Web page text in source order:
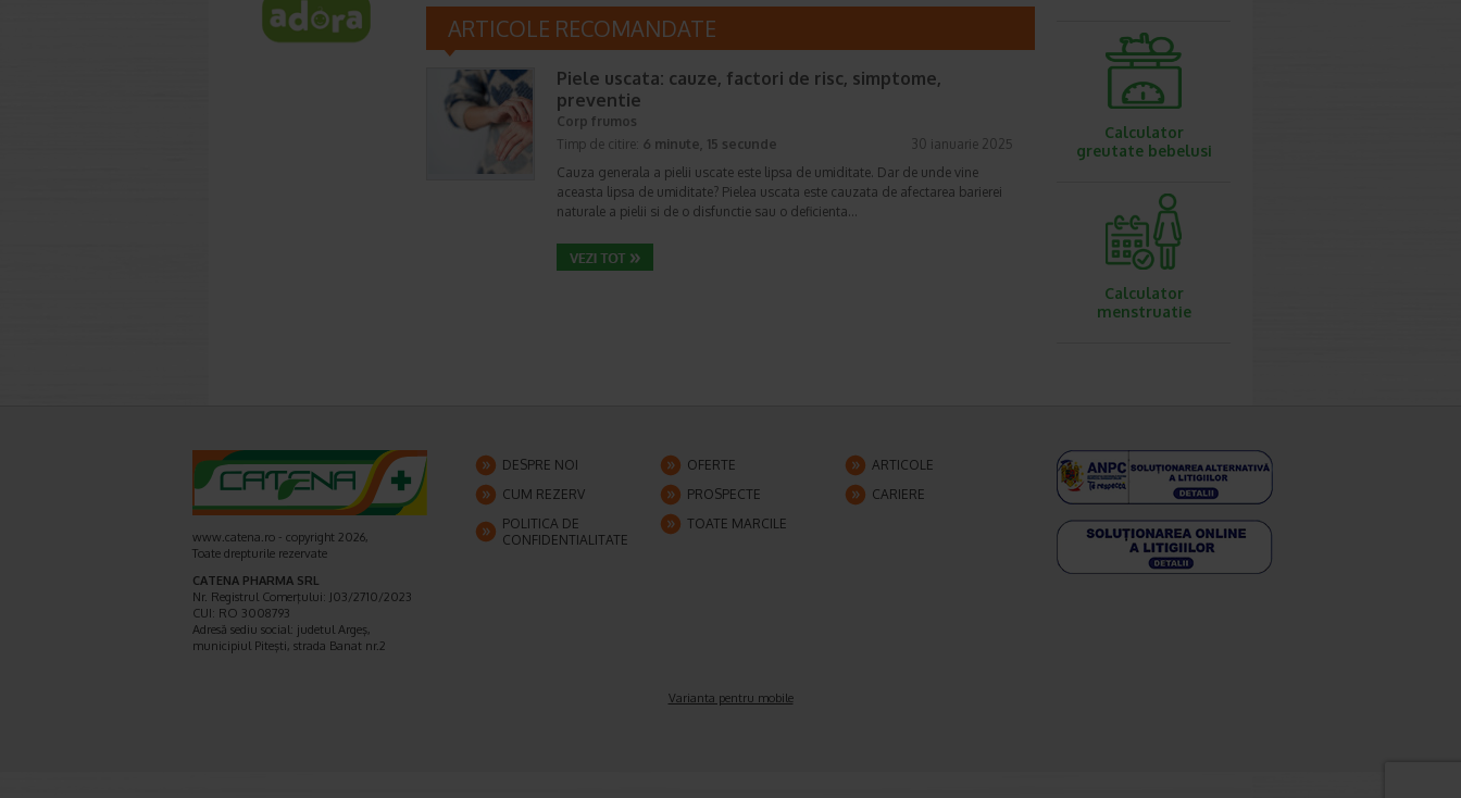
ARTICOLE RECOMANDATE
Piele uscata: cauze, factori de risc, simptome,
preventie
Corp frumos
Timp de citire: 6 minute, 15 secunde
30 ianuarie 2025
Cauza generala a pielii uscate este lipsa de umiditate. Dar de unde vine
aceasta lipsa de umiditate? Pielea uscata este cauzata de afectarea barierei
naturale a pielii si de o disfunctie sau o deficienta…
Calculator
greutate bebelusi
Calculator
menstruatie
www.catena.ro - copyright 2026,
Toate drepturile rezervate
CATENA PHARMA SRL
Nr. Registrul Comerţului: J03/2710/2023
CUI: RO 3008793
Adresă sediu social: judetul Argeş,
municipiul Piteşti, strada Banat nr.2
DESPRE NOI OFERTE
ARTICOLE
CUM REZERV
PROSPECTE
CARIERE
POLITICA DE
CONFIDENTIALITATE
TOATE MARCILE
Varianta pentru mobile